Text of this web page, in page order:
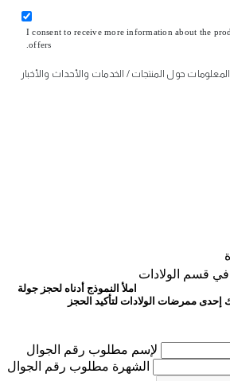
I consent to receive more information about the
offers.
حول المنتجات / الخدمات والأحداث والأخبار
قسم الولادات
املأ النموذج أدناه لحجز جولة
ممرضات الولادات لتأكيد الحجز
لإسم مطلوب رقم الجوال
الشهرة مطلوب رقم الجوال